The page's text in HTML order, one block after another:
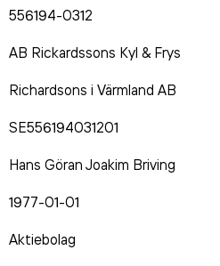
556194-0312
AB Rickardssons Kyl & Frys
Richardsons i Värmland AB
SE556194031201
Hans Göran Joakim Briving
1977-01-01
Aktiebolag